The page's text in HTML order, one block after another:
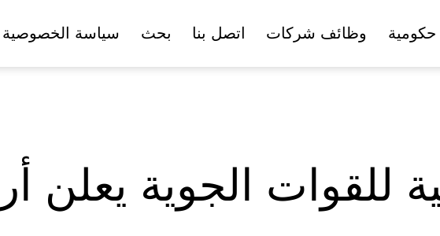
وظائف شركات اتصل بنا بحث سياسة الخصوصية
للقوات الجوية يعلن